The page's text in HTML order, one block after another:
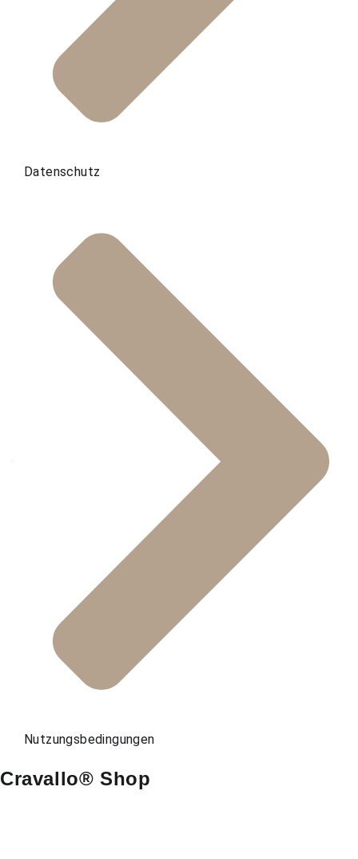
Datenschutz
Nutzungsbedingungen
Cravallo® Shop